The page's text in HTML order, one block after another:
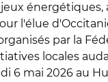
l'élue
par la
locales
6 mai 2026 au